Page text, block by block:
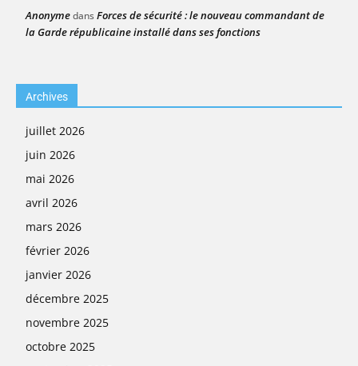
Anonymedans Forces de sécurité : le nouveau commandant de
la Garde républicaine installé dans ses fonctions
Archives
juillet 2026
juin 2026
mai 2026
avril 2026
mars 2026
février 2026
janvier 2026
décembre 2025
novembre 2025
octobre 2025